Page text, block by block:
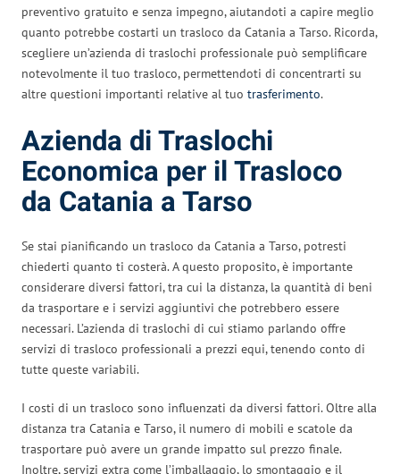
preventivo gratuito e senza impegno, aiutandoti a capire meglio
quanto potrebbe costarti un trasloco da Catania a Tarso. Ricorda,
scegliere un’azienda di traslochi professionale può semplificare
notevolmente il tuo trasloco, permettendoti di concentrarti su
altre questioni importanti relative al tuo trasferimento.
Azienda di Traslochi
Economica per il Trasloco
da Catania a Tarso
Se stai pianificando un trasloco da Catania a Tarso, potresti
chiederti quanto ti costerà. A questo proposito, è importante
considerare diversi fattori, tra cui la distanza, la quantità di beni
da trasportare e i servizi aggiuntivi che potrebbero essere
necessari. L’azienda di traslochi di cui stiamo parlando offre
servizi di trasloco professionali a prezzi equi, tenendo conto di
tutte queste variabili.
I costi di un trasloco sono influenzati da diversi fattori. Oltre alla
distanza tra Catania e Tarso, il numero di mobili e scatole da
trasportare può avere un grande impatto sul prezzo finale.
Inoltre, servizi extra come l’imballaggio, lo smontaggio e il